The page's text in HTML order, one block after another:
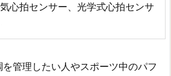
心拍センサー、光学式心拍センサ
管理したい人やスポーツ中のパフ